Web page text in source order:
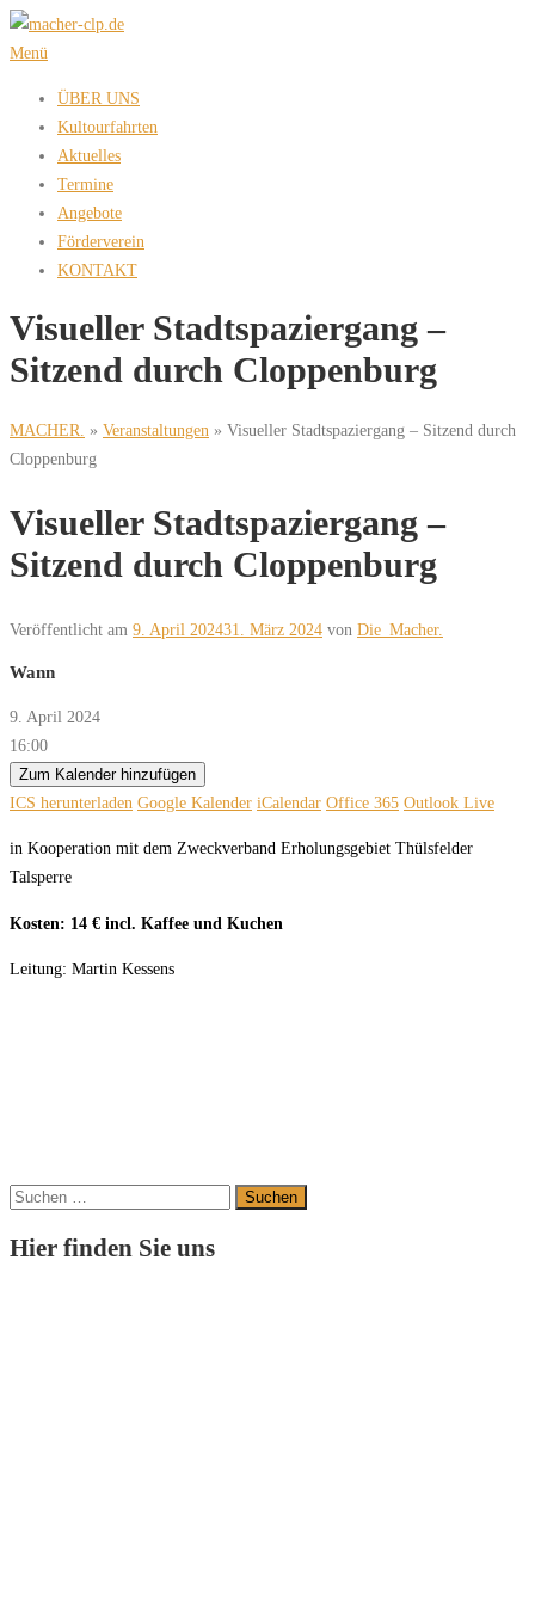
Zum
Inhalt
Menü
ÜBER UNS
Kultourfahrten
Aktuelles
Termine
Angebote
Förderverein
KONTAKT
Visueller Stadtspaziergang –
Sitzend durch Cloppenburg
MACHER. » Veranstaltungen » Visueller Stadtspaziergang – Sitzend durch
Cloppenburg
Visueller Stadtspaziergang –
Sitzend durch Cloppenburg
Veröffentlicht am 9. April 202431. März 2024 von Die_Macher.
Wann
9. April 2024
16:00
Zum Kalender hinzufügen
ICS herunterladen Google Kalender iCalendar Office 365 Outlook Live
in Kooperation mit dem Zweckverband Erholungsgebiet Thülsfelder
Talsperre
Kosten: 14 € incl. Kaffee und Kuchen
Leitung: Martin Kessens
Suchen
Hier finden Sie uns